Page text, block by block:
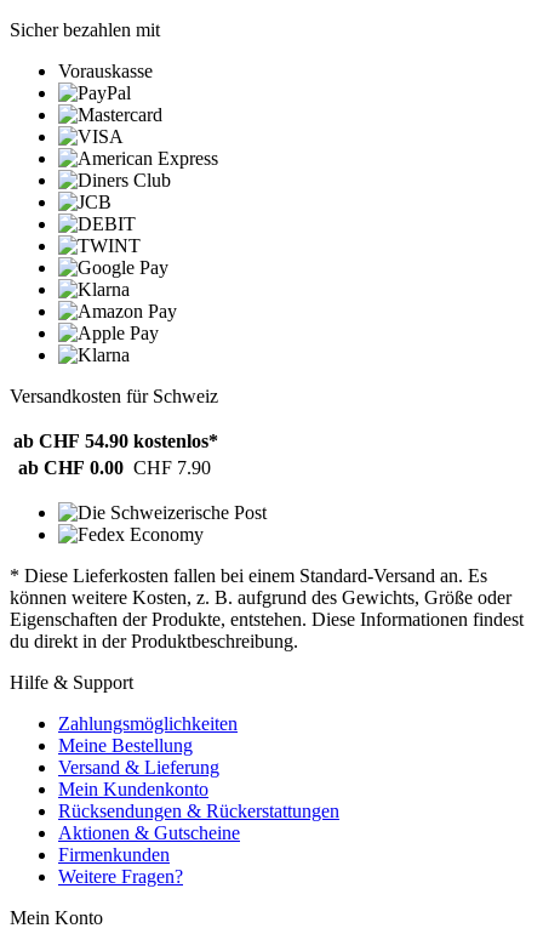
Sicher bezahlen mit
Vorauskasse
Versandkosten für Schweiz
ab CHF 54.90 kostenlos*
ab CHF 0.00 CHF 7.90
* Diese Lieferkosten fallen bei einem Standard-Versand an. Es
können weitere Kosten, z. B. aufgrund des Gewichts, Größe oder
Eigenschaften der Produkte, entstehen. Diese Informationen findest
du direkt in der Produktbeschreibung.
Hilfe & Support
Zahlungsmöglichkeiten
Meine Bestellung
Versand & Lieferung
Mein Kundenkonto
Rücksendungen & Rückerstattungen
Aktionen & Gutscheine
Firmenkunden
Weitere Fragen?
Mein Konto